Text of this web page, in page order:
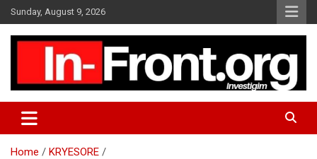
k
Sunday, August 9, 2026
Home
KRYESORE